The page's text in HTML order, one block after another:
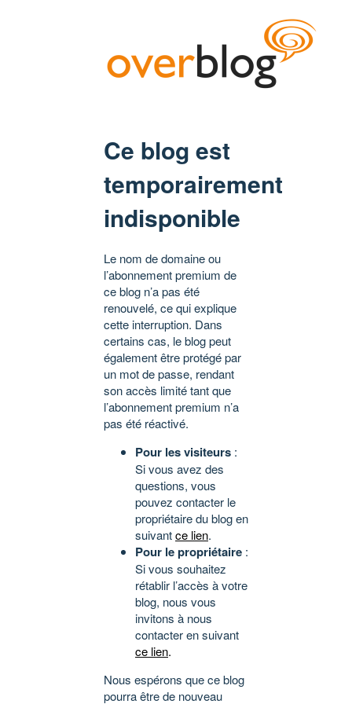
Ce blog est
temporairement
indisponible
Le nom de domaine ou
l’abonnement premium de
ce blog n’a pas été
renouvelé, ce qui explique
cette interruption. Dans
certains cas, le blog peut
également être protégé par
un mot de passe, rendant
son accès limité tant que
l’abonnement premium n’a
pas été réactivé.
Pour les visiteurs :
Si vous avez des
questions, vous
pouvez contacter le
propriétaire du blog en
suivantce lien.
Pour le propriétaire :
Si vous souhaitez
rétablir l’accès à votre
blog, nous vous
invitons à nous
contacter en suivant
ce lien.
Nous espérons que ce blog
pourra être de nouveau